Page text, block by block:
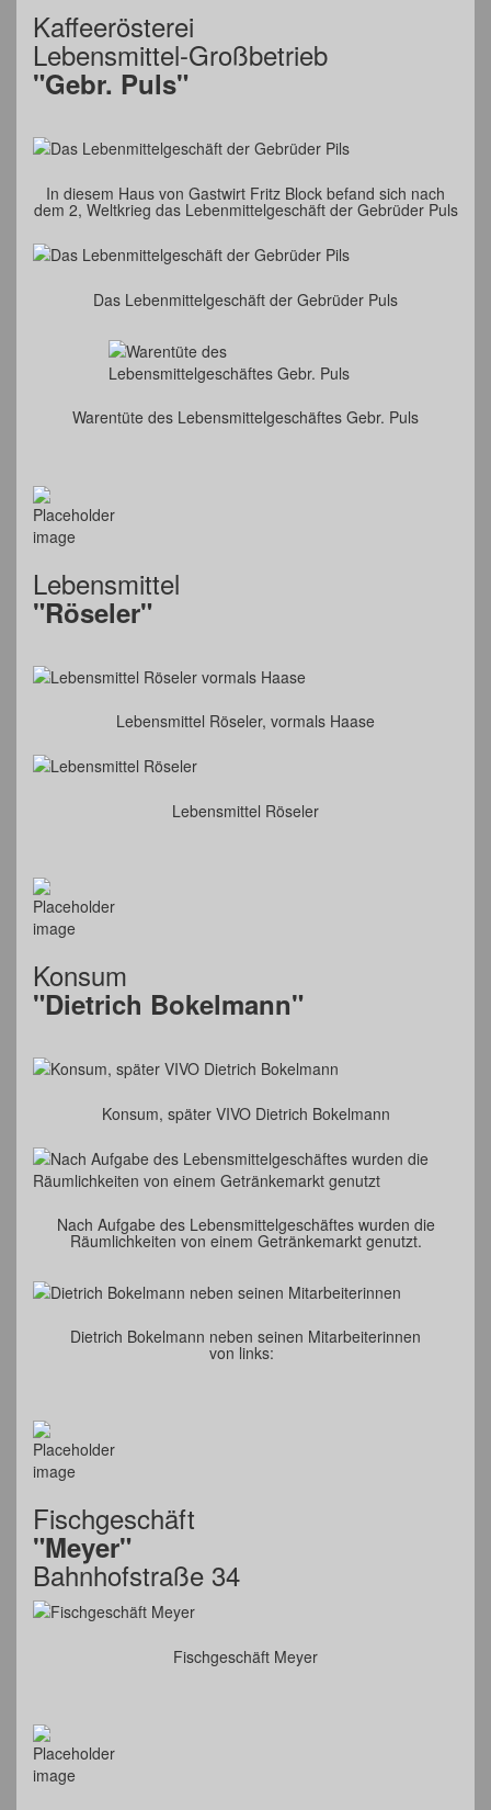
Kaffeerösterei
Lebensmittel-Großbetrieb
"Gebr. Puls"
In diesem Haus von Gastwirt Fritz Block befand sich nach
dem 2, Weltkrieg das Lebenmittelgeschäft der Gebrüder Puls
Das Lebenmittelgeschäft der Gebrüder Puls
Warentüte des Lebensmittelgeschäftes Gebr. Puls
Lebensmittel
"Röseler"
Lebensmittel Röseler, vormals Haase
Lebensmittel Röseler
Konsum
"Dietrich Bokelmann"
Konsum, später VIVO Dietrich Bokelmann
Nach Aufgabe des Lebensmittelgeschäftes wurden die
Räumlichkeiten von einem Getränkemarkt genutzt.
Dietrich Bokelmann neben seinen Mitarbeiterinnen
von links:
Fischgeschäft
"Meyer"
Bahnhofstraße 34
Fischgeschäft Meyer